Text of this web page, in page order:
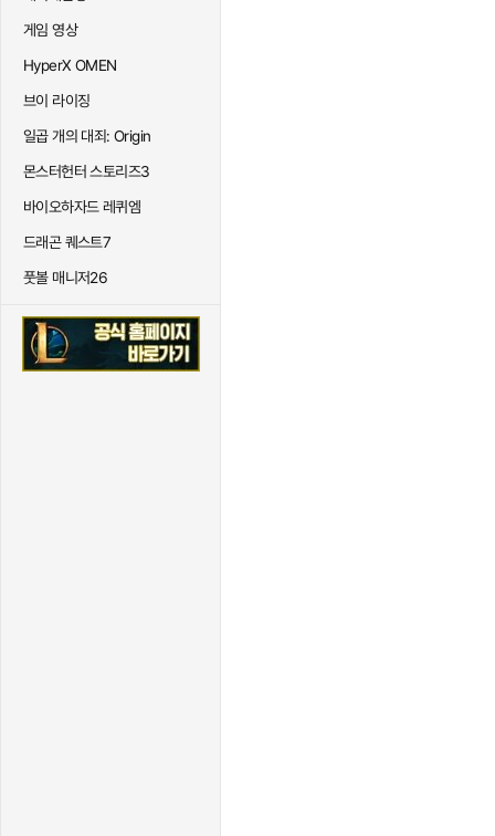
게임 영상
HyperX OMEN
브이 라이징
일곱 개의 대죄: Origin
몬스터헌터 스토리즈3
바이오하자드 레퀴엠
드래곤 퀘스트7
풋볼 매니저26